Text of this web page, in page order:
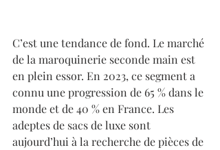
C’est une tendance de fond. Le marché
de la maroquinerie seconde main est
en plein essor. En 2023, ce segment a
connu une progression de 65 % dans le
monde et de 40 % en France. Les
adeptes de sacs de luxe sont
aujourd’hui à la recherche de pièces de